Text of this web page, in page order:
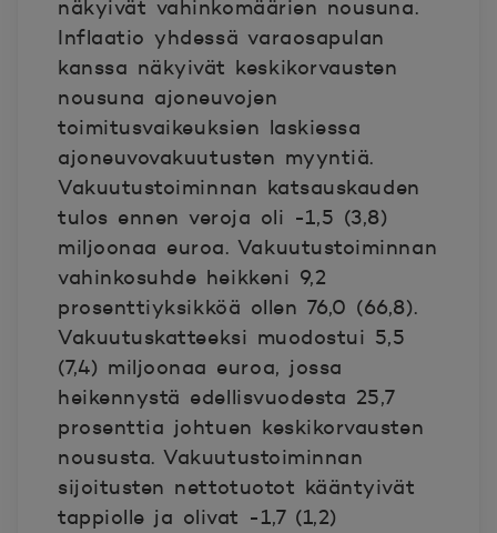
näkyivät vahinkomäärien nousuna.
Inflaatio yhdessä varaosapulan
kanssa näkyivät keskikorvausten
nousuna ajoneuvojen
toimitusvaikeuksien laskiessa
ajoneuvovakuutusten myyntiä.
Vakuutustoiminnan katsauskauden
tulos ennen veroja oli -1,5 (3,8)
miljoonaa euroa. Vakuutustoiminnan
vahinkosuhde heikkeni 9,2
prosenttiyksikköä ollen 76,0 (66,8).
Vakuutuskatteeksi muodostui 5,5
(7,4) miljoonaa euroa, jossa
heikennystä edellisvuodesta 25,7
prosenttia johtuen keskikorvausten
noususta. Vakuutustoiminnan
sijoitusten nettotuotot kääntyivät
tappiolle ja olivat -1,7 (1,2)